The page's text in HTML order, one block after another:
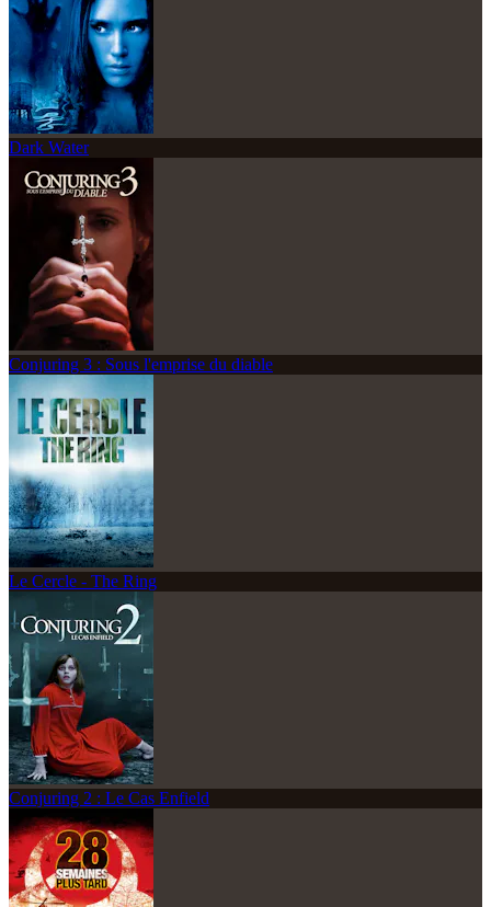
Dark Water
Conjuring 3 : Sous l'emprise du diable
Le Cercle - The Ring
Conjuring 2 : Le Cas Enfield